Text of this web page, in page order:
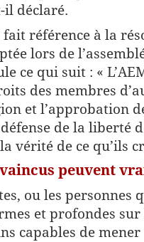
il déclaré.
fait référence à la
lors de
ce qui suit : «
des membres
et l’approbation
de la liberté
vérité de ce qu’ils
peuvent
ou les personnes
et profondes
capables de